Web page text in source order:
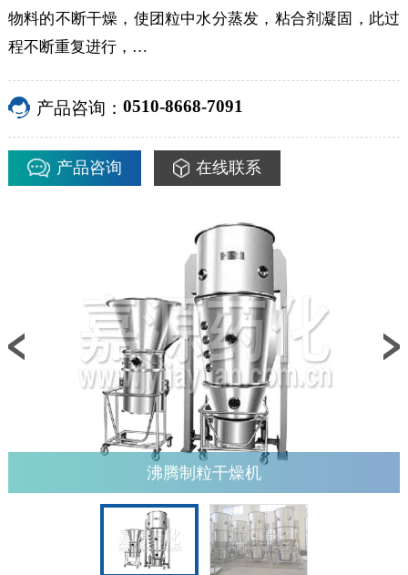
物料的不断干燥，使团粒中水分蒸发，粘合剂凝固，此过
程不断重复进行，…
产品咨询： 0510-8668-7091
产品咨询 在线联系
沸腾制粒干燥机